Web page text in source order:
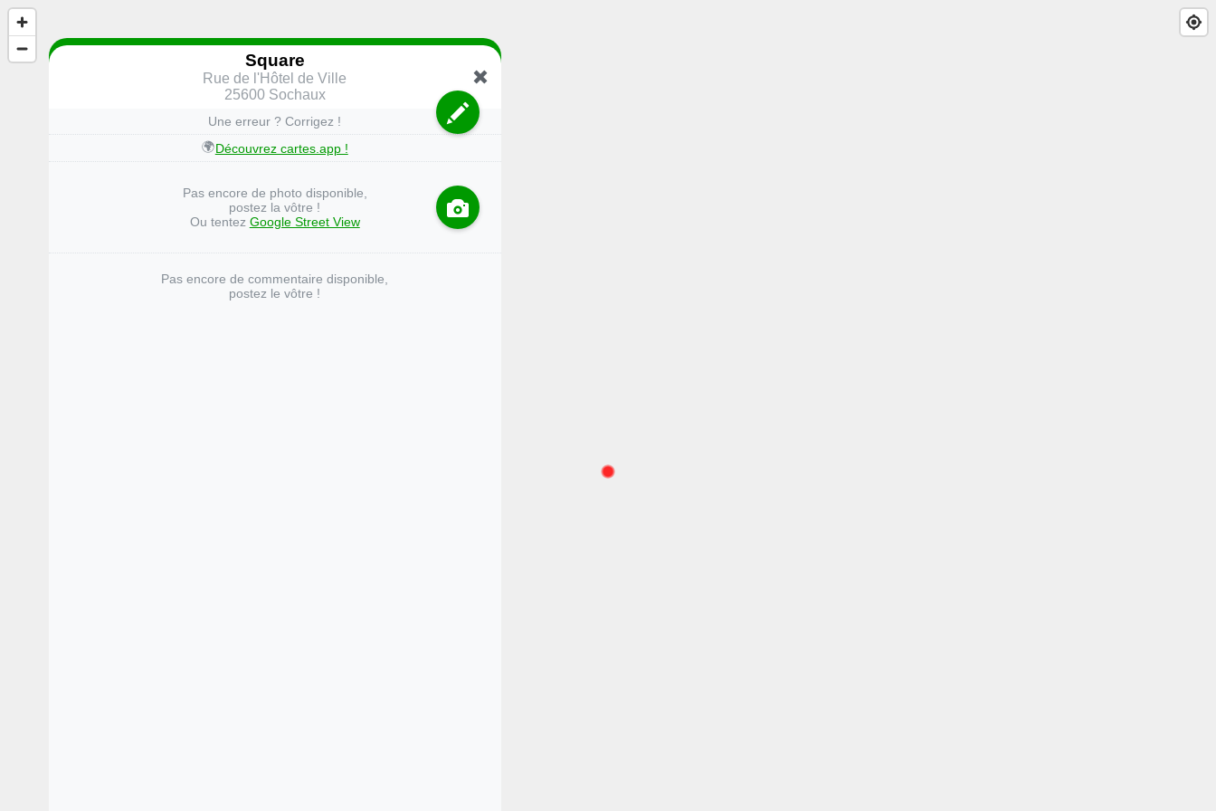
Square
Rue de l'Hôtel de Ville
25600 Sochaux
Une erreur ? Corrigez !
🌍Découvrez cartes.app !
Pas encore de photo disponible,
postez la vôtre !
Ou tentez Google Street View
Pas encore de commentaire disponible,
postez le vôtre !